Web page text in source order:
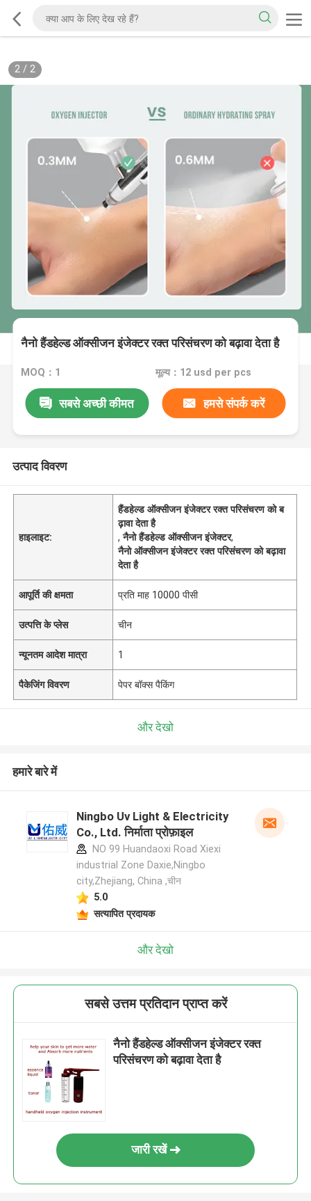
2/ 2
नैनो हैंडहेल्ड ऑक्सीजन इंजेक्टर रक्त परिसंचरण को बढ़ावा देता है
MOQ：1 मूल्य：12 usd per pcs
सबसे अच्छी कीमत हमसे संपर्क करें
उत्पाद विवरण
हाइलाइट:
हैंडहेल्ड ऑक्सीजन इंजेक्टर रक्त परिसंचरण को ब
ढ़ावा देता है
,नैनो हैंडहेल्ड ऑक्सीजन इंजेक्टर,
नैनो ऑक्सीजन इंजेक्टर रक्त परिसंचरण को बढ़ावा
देता है
आपूर्ति की क्षमता प्रति माह 10000 पीसी
उत्पत्ति के प्लेस चीन
न्यूनतम आदेश मात्रा 1
पैकेजिंग विवरण पेपर बॉक्स पैकिंग
और देखो
हमारे बारे में
Ningbo Uv Light & Electricity
Co., Ltd. निर्माता प्रोफ़ाइल
NO 99 Huandaoxi Road Xiexi
industrial Zone Daxie,Ningbo
city,Zhejiang, China ,चीन
5.0
सत्यापित प्रदायक
और देखो
सबसे उत्तम प्रतिदान प्राप्त करें
नैनो हैंडहेल्ड ऑक्सीजन इंजेक्टर रक्त
परिसंचरण को बढ़ावा देता है
जारी रखें